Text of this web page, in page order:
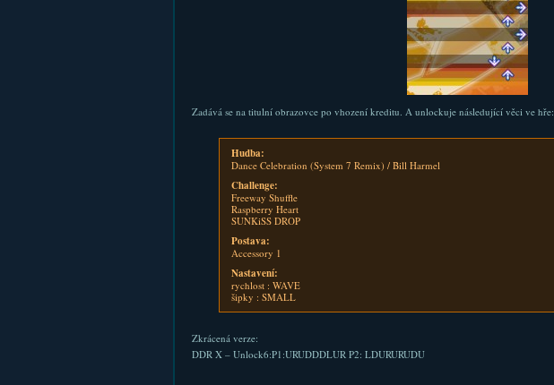
Zadává se na titulní obrazovce po vhození kreditu. A unlockuje následující věci ve hře:
Hudba:
Dance Celebration (System 7 Remix) / Bill Harmel
Challenge:
Freeway Shuffle
Raspberry Heart
SUNKiSS DROP
Postava:
Accessory 1
Nastavení:
rychlost : WAVE
šipky : SMALL
Zkrácená verze:
DDR X – Unlock6:P1:URUDDDLUR P2: LDURURUDU